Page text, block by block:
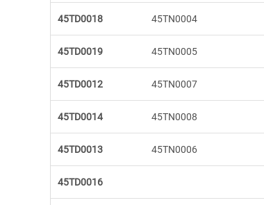
45TD0018 45TN0004
45TD0019 45TN0005
45TD0012 45TN0007
45TD0014 45TN0008
45TD0013 45TN0006
45TD0016